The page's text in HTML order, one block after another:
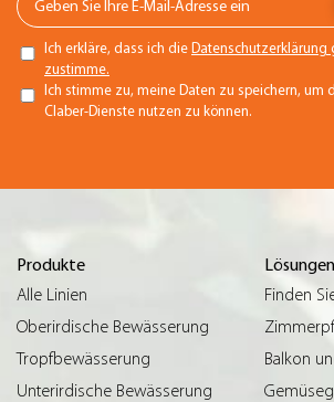
Ich erkläre, dass ich die Datenschutzerklärung
zustimme.
Ich stimme zu, meine Daten zu speichern, um
Claber-Dienste nutzen zu können.
Produkte
Alle Linien
Oberirdische Bewässerung
Tropfbewässerung
Unterirdische Bewässerung
Lösungen
Finden
Balkon